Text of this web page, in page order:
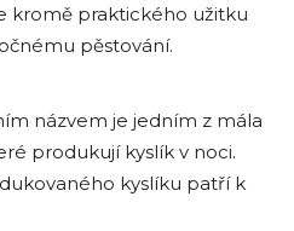
kromě praktického užitku
pěstování.
názvem je jedním z mála
produkují kyslík v noci.
kyslíku patří k